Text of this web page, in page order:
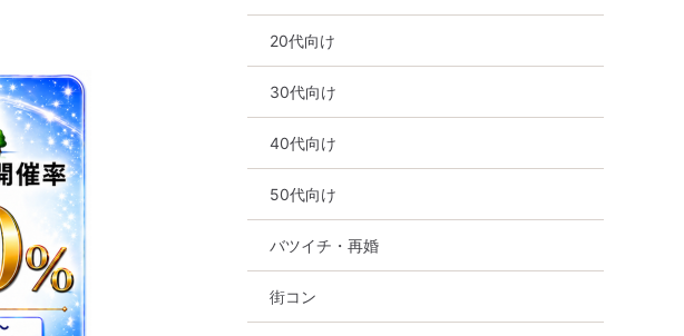
20代向け
30代向け
40代向け
50代向け
バツイチ・再婚
街コン